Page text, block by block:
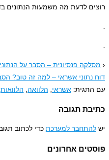
לדעת מה משמעות הנתונים בדוח?
פנסיונית – הסבר על הנתונים
אשראי – למה זה טוב? הסבר
אשראי,הלוואה,הלוואות
תגובה
למערכתכדי לכתוב תגובה.
אחרונים